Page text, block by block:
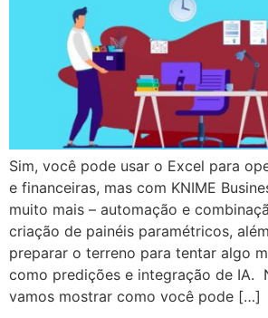
Sim, você pode usar o Excel para
e financeiras, mas com KNIME
muito mais – automação e
criação de painéis paramétricos,
preparar o terreno para tentar algo
como predições e integração de IA.
vamos mostrar como você pode […]